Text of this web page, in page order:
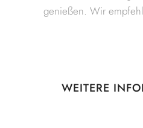
genießen. Wir
WEITERE